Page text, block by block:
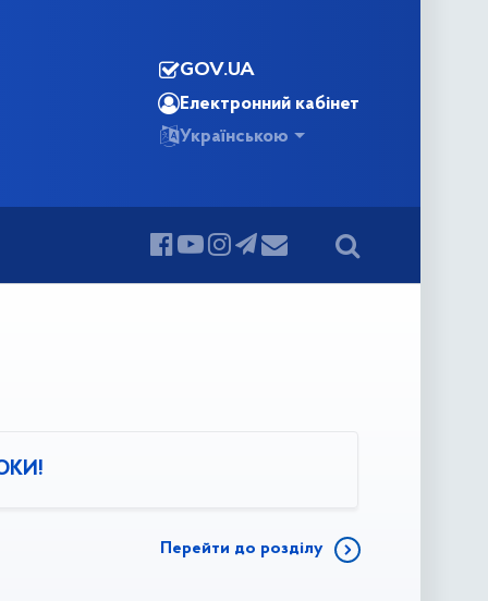
GOV.UA
Електронний кабінет
Українською
Перейти до розділу